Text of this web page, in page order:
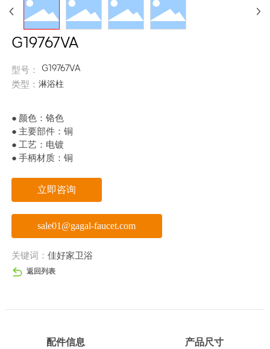
G19767VA
型号：
G19767VA
类型： 淋浴柱
● 颜色：铬色
● 主要部件：铜
● 工艺：电镀
立即咨询
sale01@gagal-faucet.com
关键词： 佳好家卫浴
返回列表
配件信息 产品尺寸